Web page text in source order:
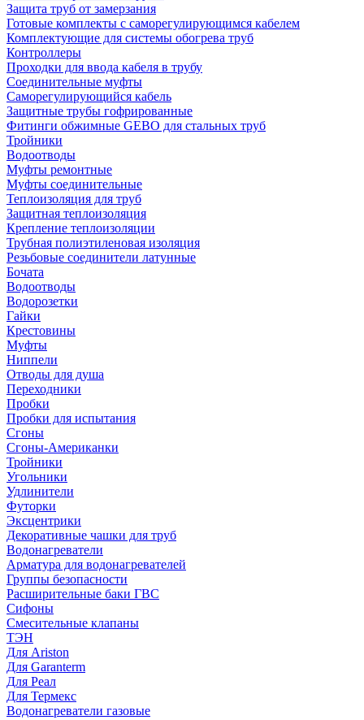
Защита труб от замерзания
Готовые комплекты с саморегулирующимся кабелем
Комплектующие для системы обогрева труб
Контроллеры
Проходки для ввода кабеля в трубу
Соединительные муфты
Саморегулирующийся кабель
Защитные трубы гофрированные
Фитинги обжимные GEBO для стальных труб
Тройники
Водоотводы
Муфты ремонтные
Муфты соединительные
Теплоизоляция для труб
Защитная теплоизоляция
Крепление теплоизоляции
Трубная полиэтиленовая изоляция
Резьбовые соединители латунные
Бочата
Водоотводы
Водорозетки
Гайки
Крестовины
Муфты
Ниппели
Отводы для душа
Переходники
Пробки
Пробки для испытания
Сгоны
Сгоны-Американки
Тройники
Угольники
Удлинители
Футорки
Эксцентрики
Декоративные чашки для труб
Водонагреватели
Арматура для водонагревателей
Группы безопасности
Расширительные баки ГВС
Сифоны
Смесительные клапаны
ТЭН
Для Ariston
Для Garanterm
Для Реал
Для Термекс
Водонагреватели газовые